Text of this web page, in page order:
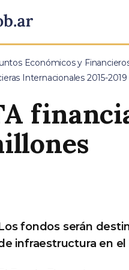
Económicos y
Internacionales 2015-2019
fondos serán
infraestructura en